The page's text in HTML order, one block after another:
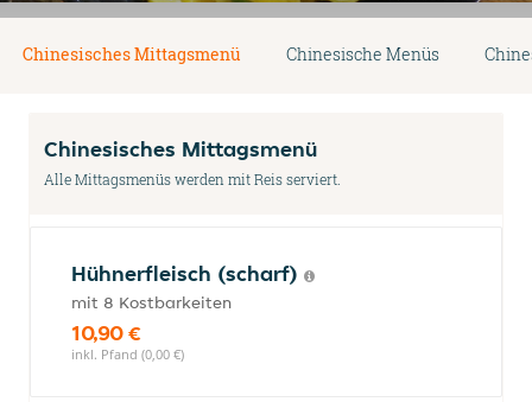
Chinesisches Mittagsmenü Chinesische Menüs
Chinesisches Mittagsmenü
Alle Mittagsmenüs werden mit Reis serviert.
Hühnerfleisch (scharf)
mit 8 Kostbarkeiten
10,90 €
inkl. Pfand (0,00 €)